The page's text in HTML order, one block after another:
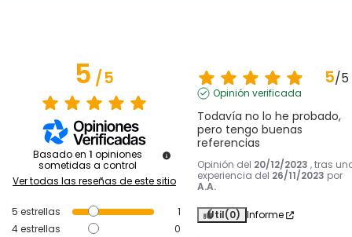
5/5
Basado en 1 opiniones
sometidas a control
Ver todas las reseñas de este sitio
5 estrellas
1
4estrellas
0
5/5
Opinión verificada
Todavía no lo he probado,
pero tengo buenas
referencias
Opinión del 20/12/2023 , tras
experiencia del 26/11/2023 por
A.A.
Útil(0) Informe